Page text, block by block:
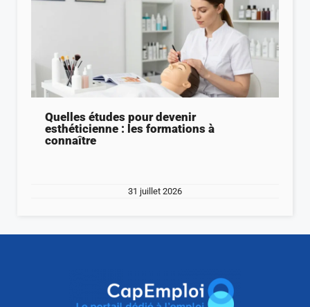
Quelles études pour devenir
esthéticienne : les formations à
connaître
31 juillet 2026